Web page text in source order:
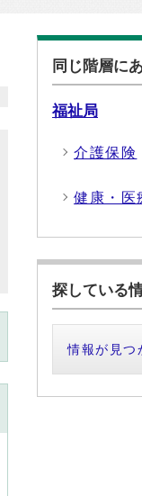
同じ階層に
福祉局
介護保険
健康・医
探している
情報が見つ